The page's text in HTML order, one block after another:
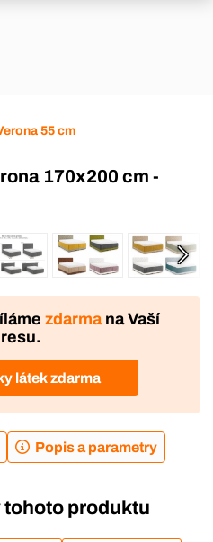
55 cm
zdarmana Vaší
látek zdarma
Popis a parametry
produktu